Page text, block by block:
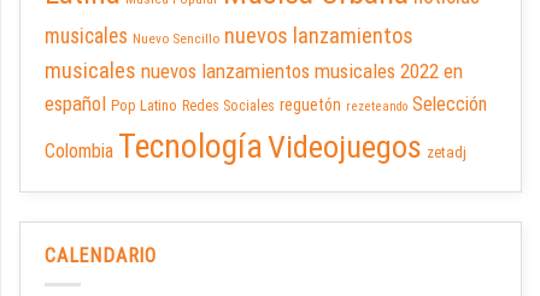
musicales Nuevo Sencillo nuevos lanzamientos
musicales nuevos lanzamientos musicales 2022 en
español Pop Latino Redes Sociales reguetón rezeteando Selección
Colombia TecnologíaVideojuegos zetadj
CALENDARIO